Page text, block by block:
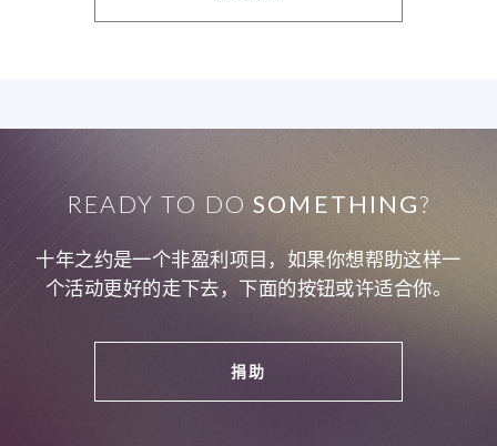
READY TO DOSOMETHING?
十年之约是一个非盈利项目，如果你想帮助这样一
个活动更好的走下去，下面的按钮或许适合你。
捐助